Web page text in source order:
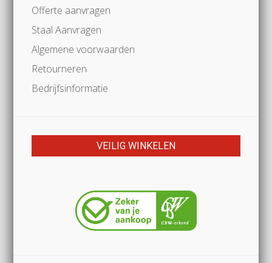
Offerte aanvragen
Staal Aanvragen
Algemene voorwaarden
Retourneren
Bedrijfsinformatie
VEILIG WINKELEN